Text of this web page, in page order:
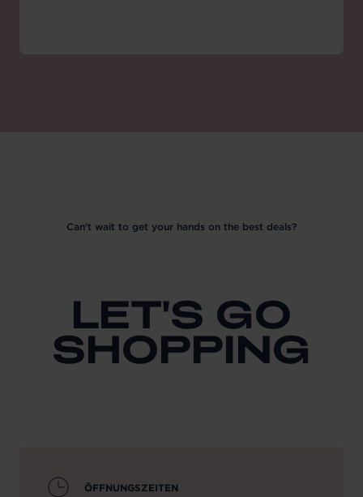
Can't wait to get your hands on the best deals?
LET'S GO
SHOPPING
ÖFFNUNGSZEITEN